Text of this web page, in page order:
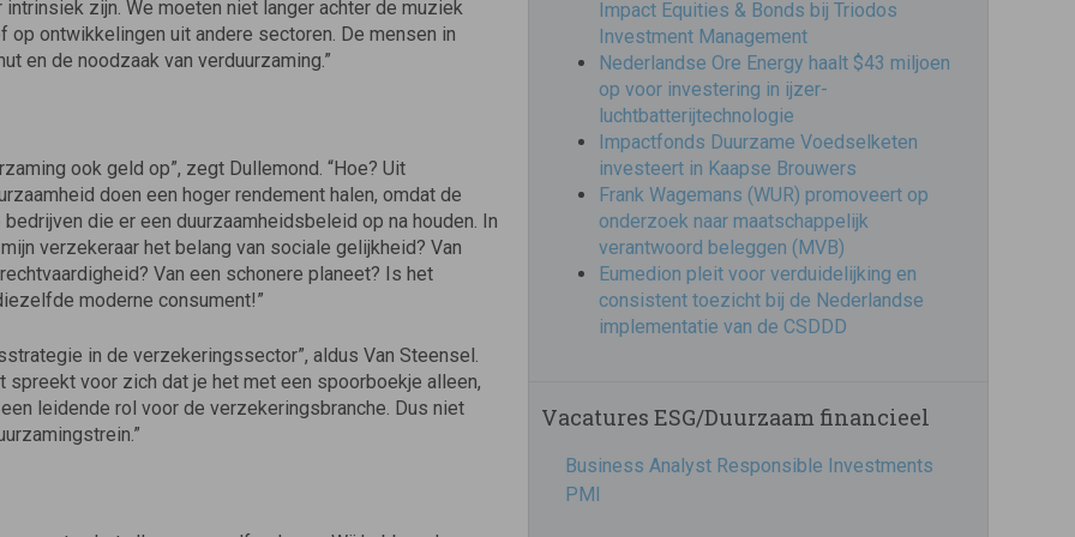
zijn. We moeten niet langer achter de muziek
ontwikkelingen uit andere sectoren. De mensen in
en de noodzaak van verduurzaming.”
ook geld op”, zegt Dullemond. “Hoe? Uit
doen een hoger rendement halen, omdat de
die er een duurzaamheidsbeleid op na hou­den. In
verzekeraar het belang van sociale gelijk­heid? Van
Van een schonere pla­neet? Is het
moderne consument!”
in de verzekeringssector”, aldus Van Steensel.
spreekt voor zich dat je het met een spoorboekje alleen,
leidende rol voor de verzekerings­branche. Dus niet
Impact Equities & Bonds bij Triodos
Investment Management
Nederlandse Ore Energy haalt $43 miljoen
op voor investering in ijzer-
luchtbatterijtechnologie
Impactfonds Duurzame Voedselketen
investeert in Kaapse Brouwers
Frank Wagemans (WUR) promoveert op
onderzoek naar maatschappelijk
verantwoord beleggen (MVB)
Eumedion pleit voor verduidelijking en
consistent toezicht bij de Nederlandse
implementatie van de CSDDD
Vacatures ESG/Duurzaam financieel
Business Analyst Responsible Investments
PMI